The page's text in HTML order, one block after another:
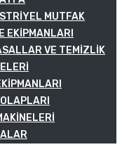
MUTFAK
EKIPMANLARI
VE TEMIZLIK